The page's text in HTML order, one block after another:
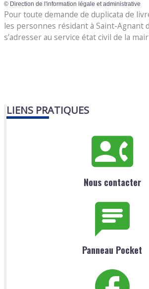
© Direction de l'information légale et administrative
Pour toute demande de duplicata de
les personnes résidant à Saint-Agnant
s’adresser au service état civil de la
LIENS PRATIQUES
Nous contacter
Panneau Pocket